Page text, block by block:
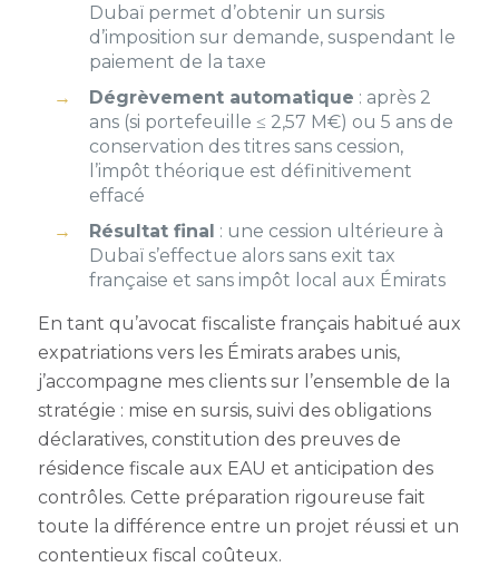
Dubaï permet d’obtenir un sursis
d’imposition sur demande, suspendant le
paiement de la taxe
Dégrèvement automatique : après 2
ans (si portefeuille ≤ 2,57 M€) ou 5 ans de
conservation des titres sans cession,
l’impôt théorique est définitivement
effacé
Résultat final : une cession ultérieure à
Dubaï s’effectue alors sans exit tax
française et sans impôt local aux Émirats
En tant qu’avocat fiscaliste français habitué aux
expatriations vers les Émirats arabes unis,
j’accompagne mes clients sur l’ensemble de la
stratégie : mise en sursis, suivi des obligations
déclaratives, constitution des preuves de
résidence fiscale aux EAU et anticipation des
contrôles. Cette préparation rigoureuse fait
toute la différence entre un projet réussi et un
contentieux fiscal coûteux.